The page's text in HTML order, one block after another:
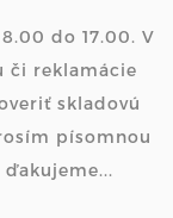
do 17.00. V
či reklamácie
skladovú
písomnou